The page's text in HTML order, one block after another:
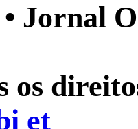
• Jornal
os